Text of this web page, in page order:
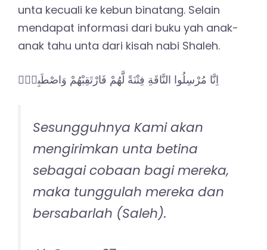
unta kecuali ke kebun binatang. Selain
mendapat informasi dari buku yah anak-
anak tahu unta dari kisah nabi Shaleh.
اِنَّا مُرْسِلُوا النَّاقَةِ فِتْنَةً لَّهُمْ فَارْتَقِبْهُمْ وَاصْطَبِرْۖ
Sesungguhnya Kami akan
mengirimkan unta betina
sebagai cobaan bagi mereka,
maka tunggulah mereka dan
bersabarlah (Saleh).